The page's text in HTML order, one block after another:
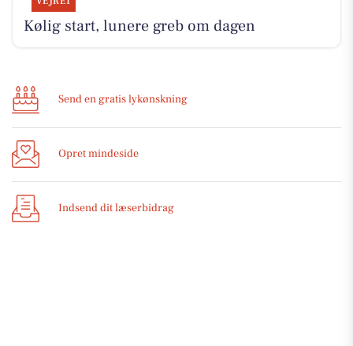
Kølig start, lunere greb om dagen
Send en gratis lykønskning
Opret mindeside
Indsend dit læserbidrag